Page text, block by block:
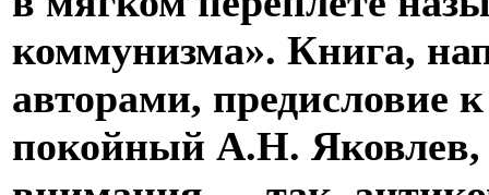
коммунизма». Книга,
авторами, предисловие
покойный А.Н. Яковлев,